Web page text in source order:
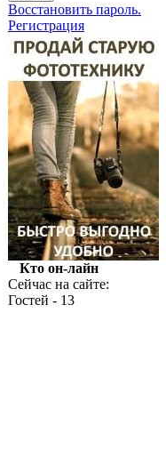
Восстановить пароль.
Регистрация
Кто он-лайн
Сейчас на сайте:
Гостей - 13